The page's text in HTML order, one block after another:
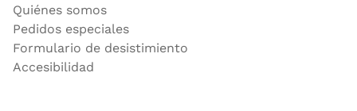
Quiénes somos
Pedidos especiales
Formulario de desistimiento
Accesibilidad